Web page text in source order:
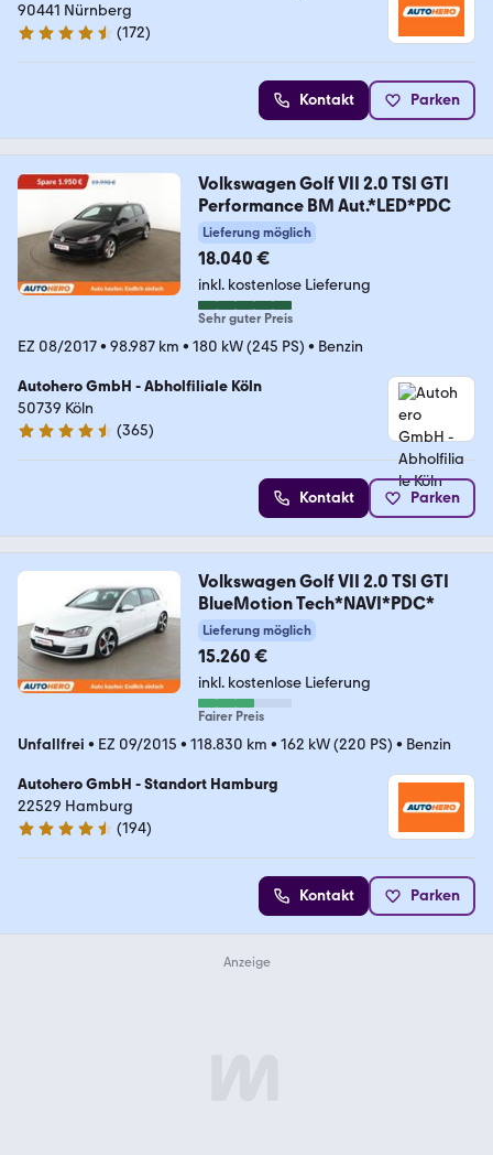
90441 Nürnberg
4.5 Sterne
(172)
Kontakt Parken
Volkswagen Golf VII 2.0 TSI GTI
Performance BM Aut.*LED*PDC
Lieferung möglich
18.040 €
inkl. kostenlose Lieferung
Sehr guter Preis
EZ 08/2017• 98.987 km • 180 kW (245 PS) • Benzin
Autohero GmbH - Abholfiliale Köln
50739 Köln
4.6 Sterne
(365)
Kontakt Parken
Volkswagen Golf VII 2.0 TSI GTI
BlueMotion Tech*NAVI*PDC*
Lieferung möglich
15.260 €
inkl. kostenlose Lieferung
Fairer Preis
Unfallfrei • EZ 09/2015 • 118.830 km • 162 kW (220 PS) • Benzin
Autohero GmbH - Standort Hamburg
22529 Hamburg
4.6 Sterne
(194)
Kontakt Parken